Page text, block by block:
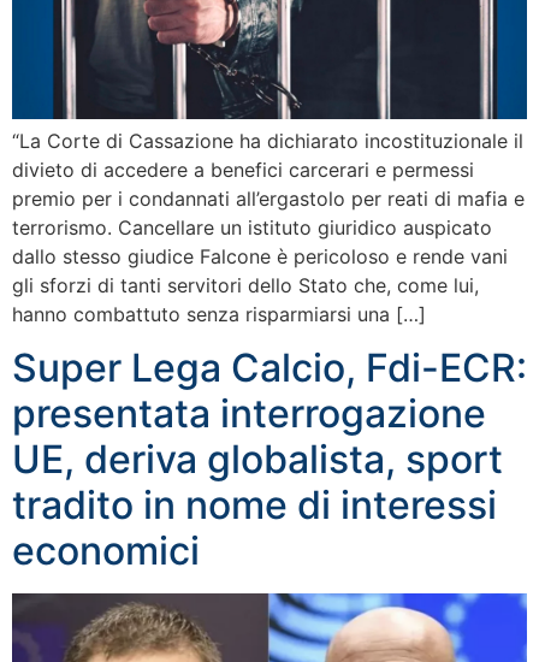
“La Corte di Cassazione ha dichiarato incostituzionale il
divieto di accedere a benefici carcerari e permessi
premio per i condannati all’ergastolo per reati di mafia e
terrorismo. Cancellare un istituto giuridico auspicato
dallo stesso giudice Falcone è pericoloso e rende vani
gli sforzi di tanti servitori dello Stato che, come lui,
hanno combattuto senza risparmiarsi una […]
Super Lega Calcio, Fdi-ECR:
presentata interrogazione
UE, deriva globalista, sport
tradito in nome di interessi
economici